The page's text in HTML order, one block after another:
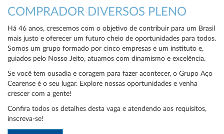
COMPRADOR DIVERSOS PLENO
Há 46 anos, crescemos com o objetivo de contribuir para um Brasil
mais justo e oferecer um futuro cheio de oportunidades para todos.
Somos um grupo formado por cinco empresas e um instituto e,
guiados pelo Nosso Jeito, atuamos com dinamismo e excelência.
Se você tem ousadia e coragem para fazer acontecer, o Grupo Aço
Cearense é o seu lugar. Explore nossas oportunidades e venha
crescer com a gente!
Confira todos os detalhes desta vaga e atendendo aos requisitos,
inscreva-se!